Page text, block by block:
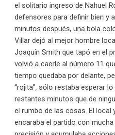
el solitario ingreso de Nahuel
defensores para definir bien y
minutos después, una bola
Villar dejó al mejor hombre
Joaquín Smith que tapó en el
volvió a caerle al número 11
tiempo quedaba por delante,
“rojita”, sólo restaba esperar
restantes minutos que de
el rumbo de las cosas. El local
encaraba el partido con